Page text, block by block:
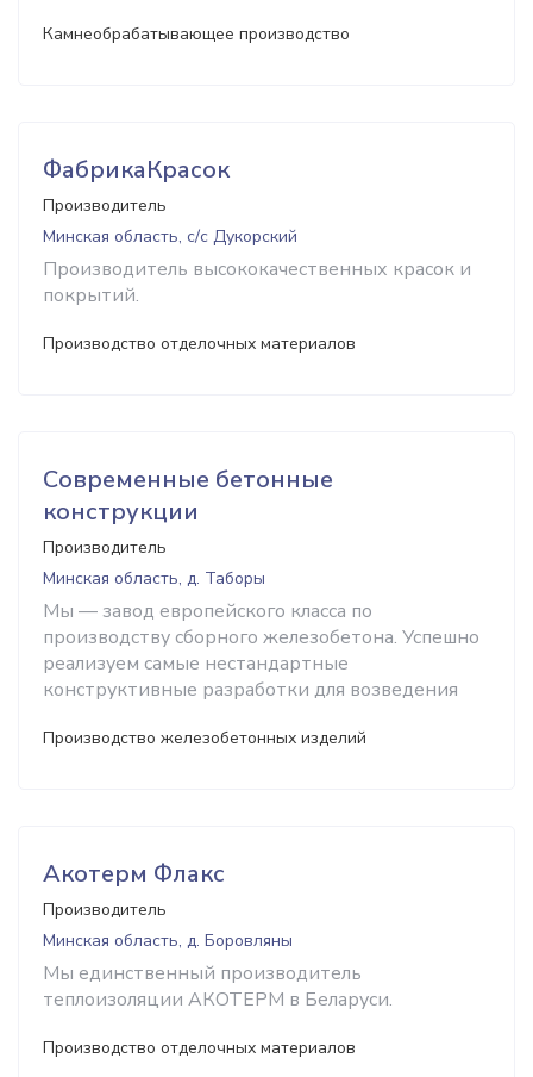
Камнеобрабатывающее производство
ФабрикаКрасок
Производитель
Минская область, с/с Дукорский
Производитель высококачественных красок и
покрытий.
Производство отделочных материалов
Современные бетонные
конструкции
Производитель
Минская область, д. Таборы
Мы — завод европейского класса по
производству сборного железобетона. Успешно
реализуем самые нестандартные
конструктивные разработки для возведения
Производство железобетонных изделий
Акотерм Флакс
Производитель
Минская область, д. Боровляны
Мы единственный производитель
теплоизоляции АКОТЕРМ в Беларуси.
Производство отделочных материалов